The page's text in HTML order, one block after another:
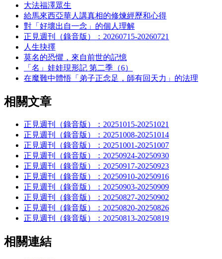
大法福澤眾生
給馬來西亞華人講真相的修煉經歷和心得
對「好壞出自一念」的個人理解
正見週刊（錄音版）：20260715-20260721
人生抉擇
莫名的恐懼，來自前世的記憶
「名」娃娃現形記 第二季（6）
在魔難中體悟「弟子正念足，師有回天力」的法理
相關文章
正見週刊（錄音版）：20251015-20251021
正見週刊（錄音版）：20251008-20251014
正見週刊（錄音版）：20251001-20251007
正見週刊（錄音版）：20250924-20250930
正見週刊（錄音版）：20250917-20250923
正見週刊（錄音版）：20250910-20250916
正見週刊（錄音版）：20250903-20250909
正見週刊（錄音版）：20250827-20250902
正見週刊（錄音版）：20250820-20250826
正見週刊（錄音版）：20250813-20250819
相關連結